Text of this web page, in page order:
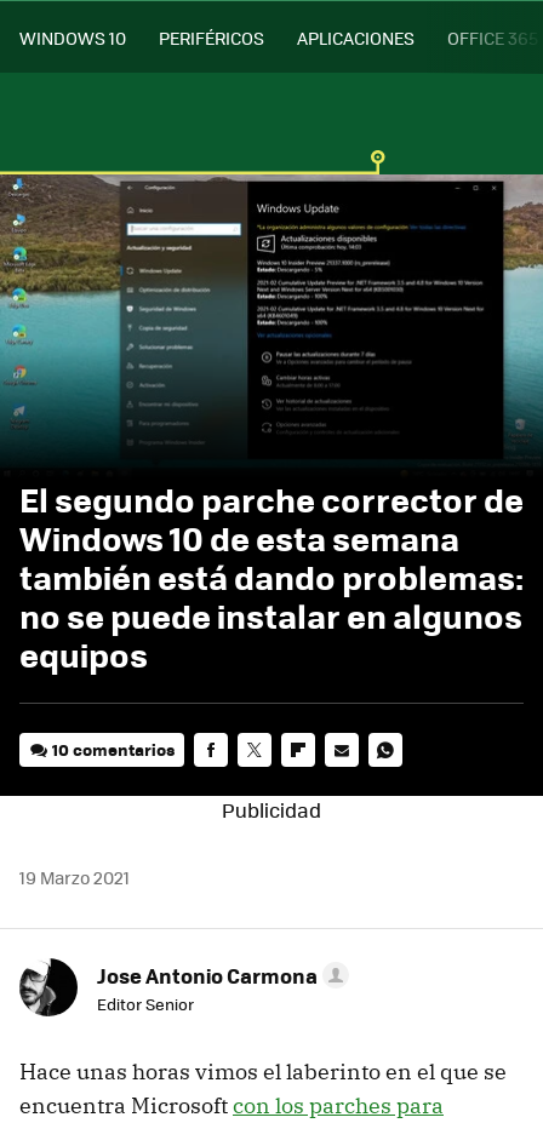
WINDOWS 10 PERIFÉRICOS APLICACIONES OFFICE 365
El segundo parche corrector de
Windows 10 de esta semana
también está dando problemas:
no se puede instalar en algunos
equipos
10 comentarios
19 Marzo 2021
Jose Antonio Carmona
Editor Senior
Hace unas horas vimos el laberinto en el que se
encuentra Microsoftcon los parches para